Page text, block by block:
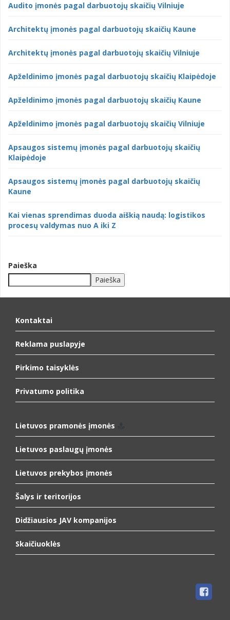
Audito įmonės pagal darbuotojų skaičių Vilniuje
Architektų įmonės pagal darbuotojų skaičių Kaune
Architektų įmonės pagal darbuotojų skaičių Vilniuje
Apželdinimo įmonės pagal darbuotojų skaičių Klaipėdoje
Apželdinimo įmonės pagal darbuotojų skaičių Kaune
Apželdinimo įmonės pagal darbuotojų skaičių Vilniuje
Apsaugos sistemų įmonės pagal darbuotojų skaičių
Klaipėdoje
Apsaugos sistemų įmonės pagal darbuotojų skaičių
Kaune
Kai vienas sprendimas duoda aiškią naudą: logistikos
procesų valdymas nuo A iki Z
Paieška
Paieška
Kontaktai
Reklama puslapyje
Pirkimo taisyklės
Privatumo politika
Lietuvos pramonės įmonės
Lietuvos paslaugų įmonės
Lietuvos prekybos įmonės
Šalys ir teritorijos
Didžiausios JAV kompanijos
Skaičiuoklės